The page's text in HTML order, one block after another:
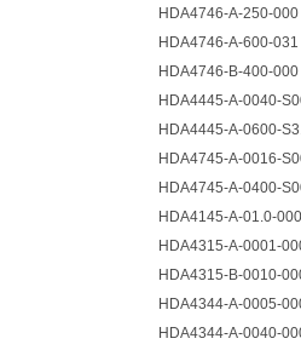
HDA4746-A-250-
HDA4746-A-600-
HDA4746-B-400-
HDA4445-A-0040-
HDA4445-A-0600-
HDA4745-A-0016-
HDA4745-A-0400-
HDA4145-A-01.0-
HDA4315-A-0001-
HDA4315-B-0010-
HDA4344-A-0005-
HDA4344-A-0040-